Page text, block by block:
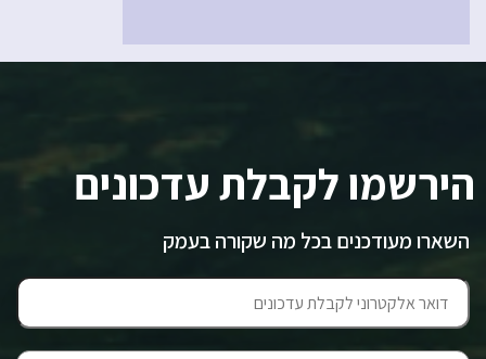
הירשמו לקבלת עדכונים
השארו מעודכנים בכל מה שקורה בעמק